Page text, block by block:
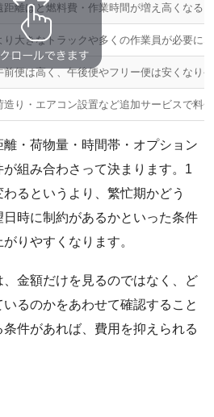
距離ほど燃料費・作業時間が増え高くなる
り大きなトラックや多くの作業員が必要に
前便は高く、午後便やフリー便は安くなり
造り・エアコン設置など追加サービスで料
・荷物量・時間帯・オプション
組み合わさって決まります。1
るというより、繁忙期かどう
時に制約があるかといった条件
りやすくなります。
金額だけを見るのではなく、ど
るのかをあわせて確認すること
件があれば、費用を抑えられる